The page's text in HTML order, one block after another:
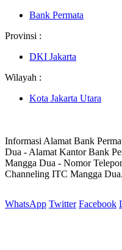
Bank Permata
Provinsi :
DKI Jakarta
Wilayah :
Kota Jakarta Utara
Informasi Alamat Bank
Dua - Alamat Kantor Bank
Mangga Dua - Nomor
Channeling ITC Mangga Dua.
WhatsApp Twitter Facebook